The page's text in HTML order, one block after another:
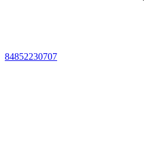
84852230707